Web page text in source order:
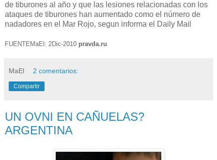
de tiburones al año y que las lesiones relacionadas con los
ataques de tiburones han aumentado como el número de
nadadores en el Mar Rojo, segun informa el Daily Mail
FUENTEMaEl: 2Dic-2010 pravda.ru
MaEl 2 comentarios:
Compartir
UN OVNI EN CAÑUELAS?
ARGENTINA